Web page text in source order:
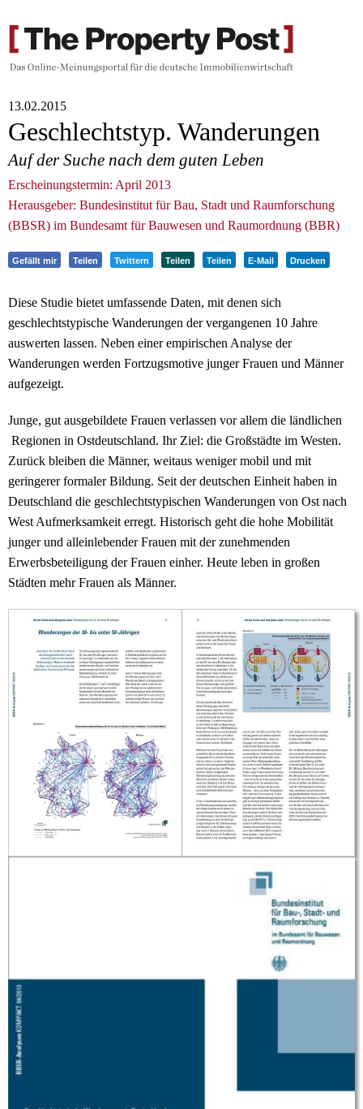
13.02.2015
Geschlechtstyp. Wanderungen
Auf der Suche nach dem guten Leben
Erscheinungstermin: April 2013
Herausgeber: Bundesinstitut für Bau, Stadt und Raumforschung
(BBSR) im Bundesamt für Bauwesen und Raumordnung (BBR)
Gefällt mir Teilen Twittern Teilen Teilen E-Mail Drucken
Diese Studie bietet umfassende Daten, mit denen sich
geschlechtstypische Wanderungen der vergangenen 10 Jahre
auswerten lassen. Neben einer empirischen Analyse der
Wanderungen werden Fortzugsmotive junger Frauen und Männer
aufgezeigt.
Junge, gut ausgebildete Frauen verlassen vor allem die ländlichen
Regionen in Ostdeutschland. Ihr Ziel: die Großstädte im Westen.
Zurück bleiben die Männer, weitaus weniger mobil und mit
geringerer formaler Bildung. Seit der deutschen Einheit haben in
Deutschland die geschlechtstypischen Wanderungen von Ost nach
West Aufmerksamkeit erregt. Historisch geht die hohe Mobilität
junger und alleinlebender Frauen mit der zunehmenden
Erwerbsbeteiligung der Frauen einher. Heute leben in großen
Städten mehr Frauen als Männer.